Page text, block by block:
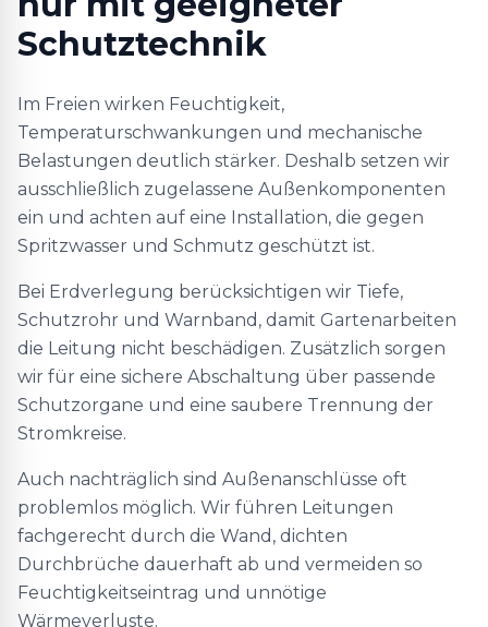
Schutztechnik
Im Freien wirken Feuchtigkeit,
Temperaturschwankungen und mechanische
Belastungen deutlich stärker. Deshalb setzen wir
ausschließlich zugelassene Außenkomponenten
ein und achten auf eine Installation, die gegen
Spritzwasser und Schmutz geschützt ist.
Bei Erdverlegung berücksichtigen wir Tiefe,
Schutzrohr und Warnband, damit Gartenarbeiten
die Leitung nicht beschädigen. Zusätzlich sorgen
wir für eine sichere Abschaltung über passende
Schutzorgane und eine saubere Trennung der
Stromkreise.
Auch nachträglich sind Außenanschlüsse oft
problemlos möglich. Wir führen Leitungen
fachgerecht durch die Wand, dichten
Durchbrüche dauerhaft ab und vermeiden so
Feuchtigkeitseintrag und unnötige
Wärmeverluste.